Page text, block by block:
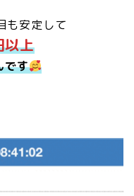
も安定して
以上
です